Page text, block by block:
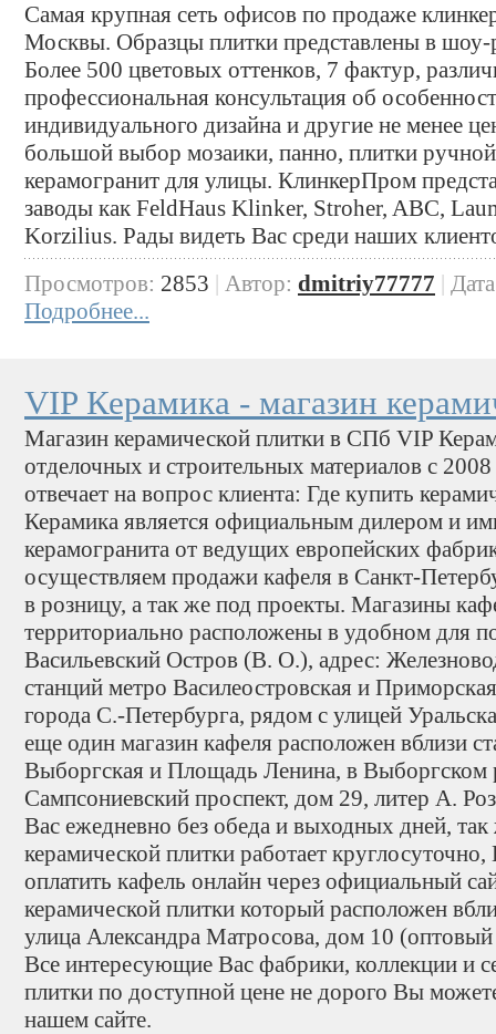
Самая крупная сеть офисов по продаже
Москвы. Образцы плитки представлены в
Более 500 цветовых оттенков, 7 фактур,
профессиональная консультация об
индивидуального дизайна и другие не менее
большой выбор мозаики, панно, плитки
керамогранит для улицы. КлинкерПром
заводы как FeldHaus Klinker, Stroher, ABC,
Korzilius. Рады видеть Вас среди наших
Просмотров: 2853 | Автор: dmitriy77777 |
Подробнее...
VIP Керамика - магазин
Магазин керамической плитки в СПб VIP
отделочных и строительных материалов с
отвечает на вопрос клиента: Где купить
Керамика является официальным дилером и
керамогранита от ведущих европейских
осуществляем продажи кафеля в Санкт-
в розницу, а так же под проекты. Магазины
территориально расположены в удобном для
Васильевский Остров (В. О.), адрес:
станций метро Василеостровская и
города С.-Петербурга, рядом с улицей
еще один магазин кафеля расположен вблизи
Выборгская и Площадь Ленина, в Выборгском
Сампсониевский проспект, дом 29, литер А.
Вас ежедневно без обеда и выходных дней,
керамической плитки работает
оплатить кафель онлайн через официальный
керамической плитки который расположен
улица Александра Матросова, дом 10
Все интересующие Вас фабрики, коллекции и
плитки по доступной цене не дорого Вы
нашем сайте.